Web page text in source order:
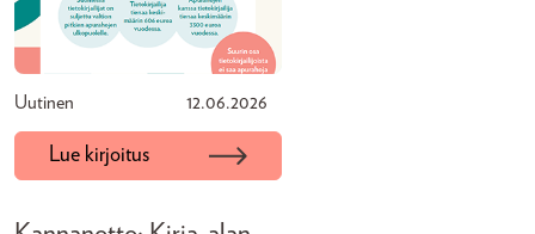
Uutinen 12.06.2026
Lue kirjoitus